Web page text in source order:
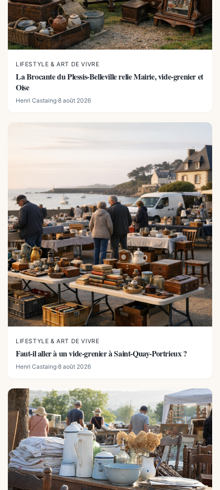
LIFESTYLE & ART DE VIVRE
La Brocante du Plessis-Belleville relie Mairie, vide-grenier et
Oise
Henri Castaing·8 août 2026
LIFESTYLE & ART DE VIVRE
Faut-il aller à un vide-grenier à Saint-Quay-Portrieux ?
Henri Castaing·8 août 2026